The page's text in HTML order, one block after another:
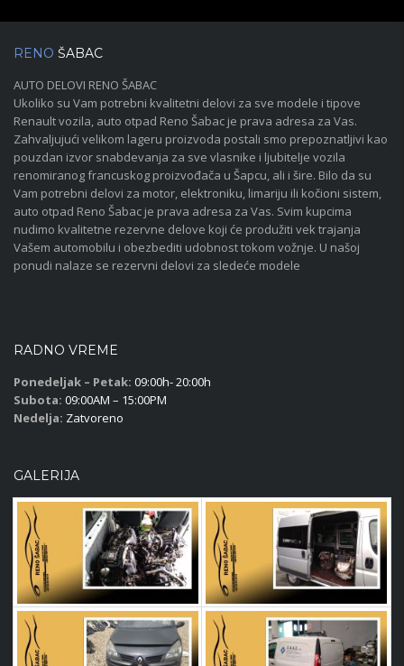
RENO ŠABAC
AUTO DELOVI RENO ŠABAC
Ukoliko su Vam potrebni kvalitetni delovi za sve modele i tipove
Renault vozila, auto otpad Reno Šabac je prava adresa za Vas.
Zahvaljujući velikom lageru proizvoda postali smo prepoznatljivi kao
pouzdan izvor snabdevanja za sve vlasnike i ljubitelje vozila
renomiranog francuskog proizvođača u Šapcu, ali i šire. Bilo da su
Vam potrebni delovi za motor, elektroniku, limariju ili kočioni sistem,
auto otpad Reno Šabac je prava adresa za Vas. Svim kupcima
nudimo kvalitetne rezervne delove koji će produžiti vek trajanja
Vašem automobilu i obezbediti udobnost tokom vožnje. U našoj
ponudi nalaze se rezervni delovi za sledeće modele
RADNO VREME
Ponedeljak – Petak: 09:00h- 20:00h
Subota: 09:00AM – 15:00PM
Nedelja: Zatvoreno
GALERIJA